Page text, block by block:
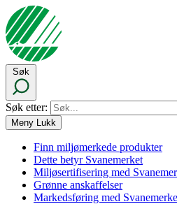
Søk
Søk etter:
Meny Lukk
Finn miljømerkede produkter
Dette betyr Svanemerket
Miljøsertifisering med
Grønne anskaffelser
Markedsføring med